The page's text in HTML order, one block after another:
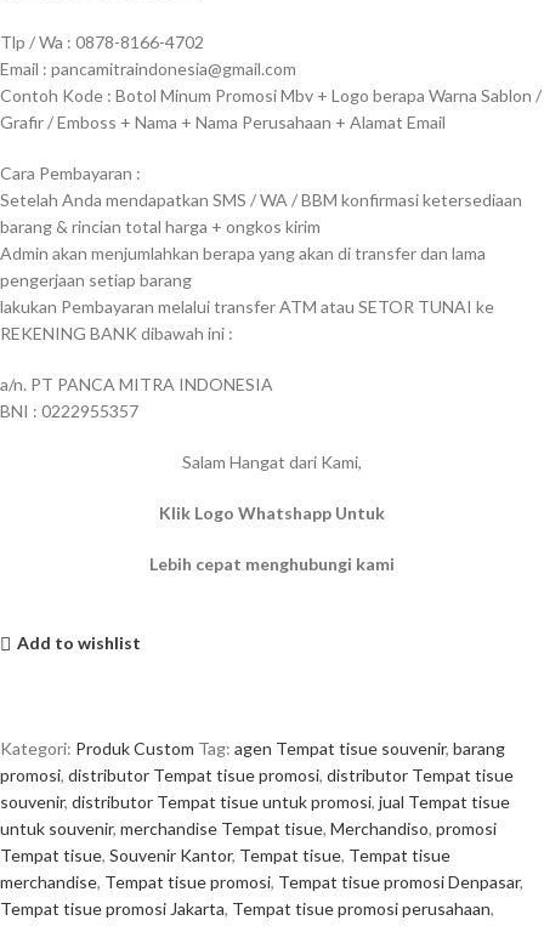
Tlp / Wa : 0878-8166-4702
Email : pancamitraindonesia@gmail.com
Contoh Kode : Botol Minum Promosi Mbv + Logo berapa Warna Sablon /
Grafir / Emboss + Nama + Nama Perusahaan + Alamat Email
Cara Pembayaran :
Setelah Anda mendapatkan SMS / WA / BBM konfirmasi ketersediaan
barang & rincian total harga + ongkos kirim
Admin akan menjumlahkan berapa yang akan di transfer dan lama
pengerjaan setiap barang
lakukan Pembayaran melalui transfer ATM atau SETOR TUNAI ke
REKENING BANK dibawah ini :
a/n. PT PANCA MITRA INDONESIA
BNI : 0222955357
Salam Hangat dari Kami,
Klik Logo Whatshapp Untuk
Lebih cepat menghubungi kami
Add to wishlist
Kategori: Produk Custom Tag: agen Tempat tisue souvenir, barang
promosi, distributor Tempat tisue promosi, distributor Tempat tisue
souvenir, distributor Tempat tisue untuk promosi, jual Tempat tisue
untuk souvenir, merchandise Tempat tisue, Merchandiso, promosi
Tempat tisue, Souvenir Kantor, Tempat tisue, Tempat tisue
merchandise, Tempat tisue promosi, Tempat tisue promosi Denpasar,
Tempat tisue promosi Jakarta, Tempat tisue promosi perusahaan,